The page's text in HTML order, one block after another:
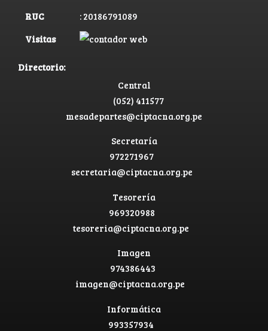
RUC
: 20186791089
Visitas
Directorio:
Central
(052) 411577
mesadepartes@ciptacna.org.pe
Secretaría
972271967
secretaria@ciptacna.org.pe
Tesorería
969320988
tesoreria@ciptacna.org.pe
Imagen
974386443
imagen@ciptacna.org.pe
Informática
993357934